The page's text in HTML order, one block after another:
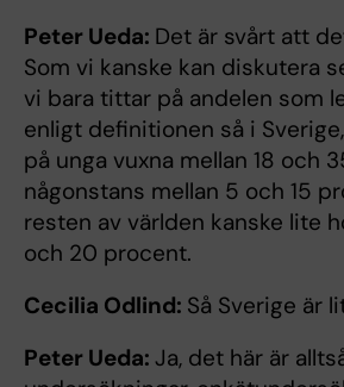
Peter Ueda: Det är svårt att
Som vi kanske kan diskutera
vi bara tittar på andelen som
enligt definitionen så i
på unga vuxna mellan 18 och
någonstans mellan 5 och 15
resten av världen kanske lite
och 20 procent.
Cecilia Odlind: Så Sverige är
Peter Ueda: Ja, det här är